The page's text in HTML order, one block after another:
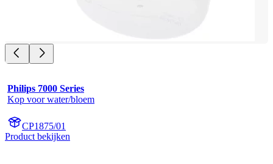
Philips 7000 Series
Kop voor water/bloem
CP1875/01
Product bekijken